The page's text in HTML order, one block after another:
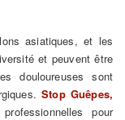
asiatiques, et les
et peuvent être
douloureuses sont
Stop Guêpes,
pour